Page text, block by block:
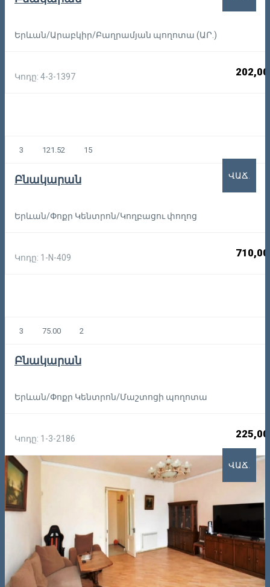
Երևան/Արաբկիր/Բաղրամյան պողոտա (ԱՐ.)
Կոդը: 4-3-1397
3 121.52 15
Բնակարան
Երևան/Փոքր Կենտրոն/Կողբացու փողոց
Կոդը: 1-N-409
ՎԱՃ.
3 75.00 2
Բնակարան
Երևան/Փոքր Կենտրոն/Մաշտոցի պողոտա
Կոդը: 1-3-2186
ՎԱՃ.